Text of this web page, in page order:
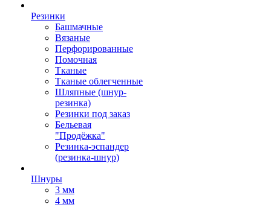
Резинки
Башмачные
Вязаные
Перфорированные
Помочная
Тканые
Тканые облегченные
Шляпные (шнур-
резинка)
Резинки под заказ
Бельевая
"Продёжка"
Резинка-эспандер
(резинка-шнур)
Шнуры
3 мм
4 мм